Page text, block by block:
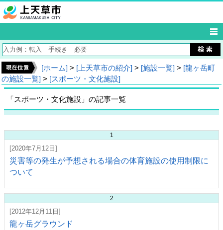
[ホーム] > [上天草市の紹介] > [施設一覧] > [龍ヶ岳町
の施設一覧] > [スポーツ・文化施設]
「スポーツ・文化施設」の記事一覧
1
[2020年7月12日]
災害等の発生が予想される場合の体育施設の使用制限に
ついて
2
[2012年12月11日]
龍ヶ岳グラウンド